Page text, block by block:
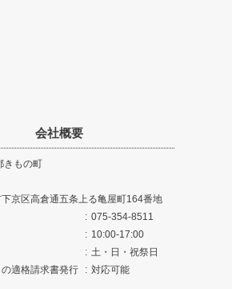
会社概要
きもの町
京区高倉通五条上る亀屋町164番地
075-354-8511
10:00-17:00
土・日・祝祭日
適格請求書発行
対応可能